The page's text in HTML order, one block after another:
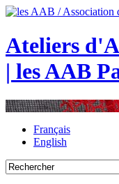
Ateliers
| les AAB
Français
English